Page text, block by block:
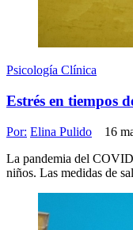
Psicología Clínica
Estrés en tiempos
Por: Elina Pulido 16
La pandemia del
niños. Las medidas de